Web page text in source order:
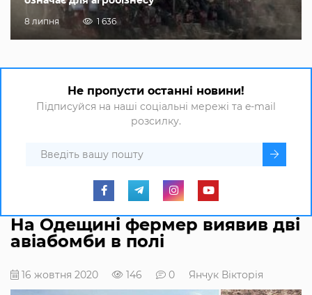
8 липня 1 636
Не пропусти останні новини!
Підписуйся на наші соціальні мережі та e-mail
розсилку.
На Одещині фермер виявив дві
авіабомби в полі
16 жовтня 2020 146 0 Янчук Вікторія